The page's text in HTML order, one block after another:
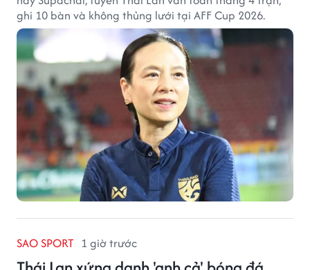
ghi 10 bàn và không thủng lưới tại AFF Cup 2026.
SAO SPORT 1 giờ trước